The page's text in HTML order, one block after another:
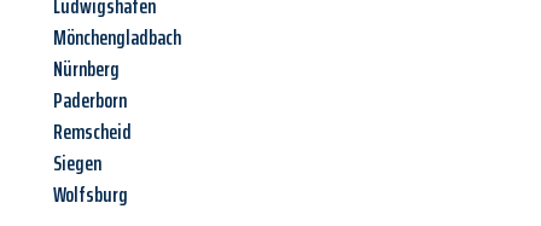
Mönchengladbach
Nürnberg
Paderborn
Remscheid
Siegen
Wolfsburg